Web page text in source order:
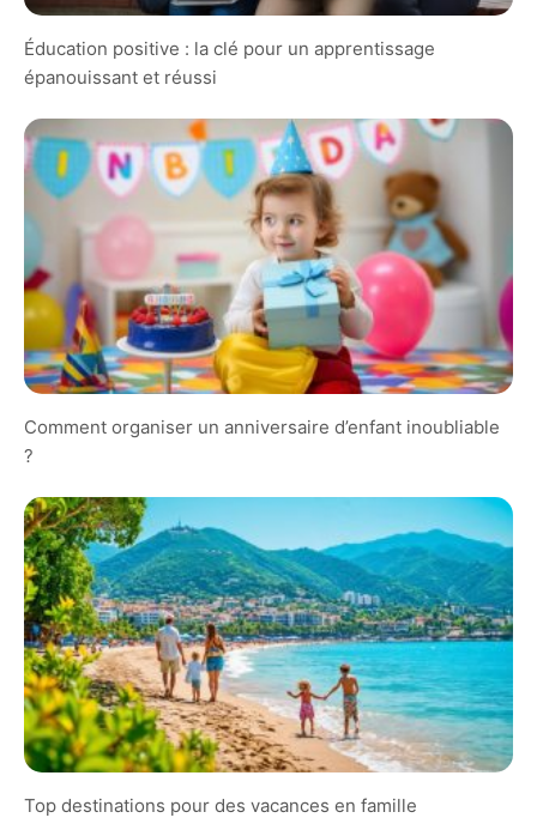
Éducation positive : la clé pour un apprentissage
épanouissant et réussi
Comment organiser un anniversaire d’enfant inoubliable
?
Top destinations pour des vacances en famille